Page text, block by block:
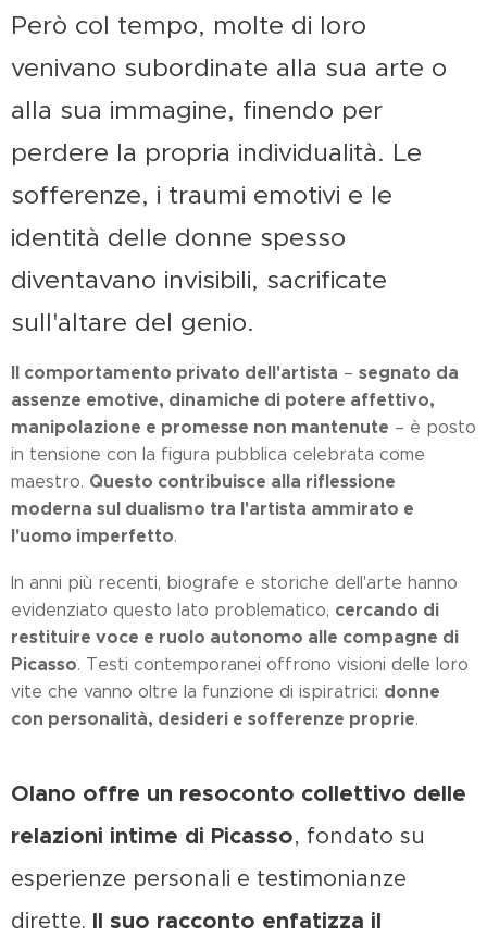
Però col tempo, molte di loro
venivano subordinate alla sua arte o
alla sua immagine, finendo per
perdere la propria individualità. Le
sofferenze, i traumi emotivi e le
identità delle donne spesso
diventavano invisibili, sacrificate
sull'altare del genio.
Il comportamento privato dell'artista – segnato da
assenze emotive, dinamiche di potere affettivo,
manipolazione e promesse non mantenute – è posto
in tensione con la figura pubblica celebrata come
maestro. Questo contribuisce alla riflessione
moderna sul dualismo tra l'artista ammirato e
l'uomo imperfetto.
In anni più recenti, biografe e storiche dell'arte hanno
evidenziato questo lato problematico, cercando di
restituire voce e ruolo autonomo alle compagne di
Picasso. Testi contemporanei offrono visioni delle loro
vite che vanno oltre la funzione di ispiratrici: donne
con personalità, desideri e sofferenze proprie.
Olano offre un resoconto collettivo delle
relazioni intime di Picasso, fondato su
esperienze personali e testimonianze
dirette. Il suo racconto enfatizza il